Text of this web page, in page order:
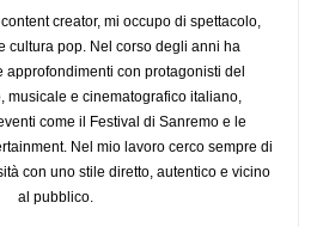
creator, mi occupo di spettacolo,
cultura pop. Nel corso degli anni ha
approfondimenti con protagonisti del
musicale e cinematografico italiano,
come il Festival di Sanremo e le
Nel mio lavoro cerco sempre di
con uno stile diretto, autentico e vicino
al pubblico.